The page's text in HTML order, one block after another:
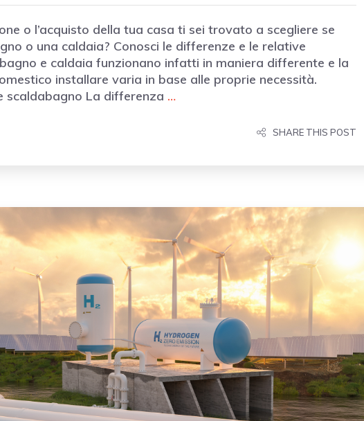
o l’acquisto della tua casa ti sei trovato a scegliere se
o una caldaia? Conosci le differenze e le relative
e caldaia funzionano infatti in maniera differente e la
installare varia in base alle proprie necessità.
scaldabagno La differenza …
SHARE THIS POST